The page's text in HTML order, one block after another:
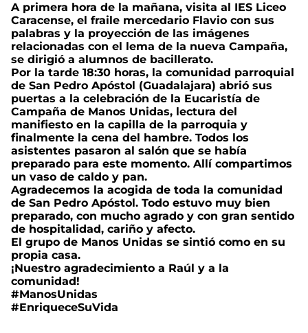
A primera hora de la mañana, visita al IES Liceo
Caracense, el fraile mercedario Flavio con sus
palabras y la proyección de las imágenes
relacionadas con el lema de la nueva Campaña,
se dirigió a alumnos de bacillerato.
Por la tarde 18:30 horas, la comunidad parroquial
de San Pedro Apóstol (Guadalajara) abrió sus
puertas a la celebración de la Eucaristía de
Campaña de Manos Unidas, lectura del
manifiesto en la capilla de la parroquia y
finalmente la cena del hambre. Todos los
asistentes pasaron al salón que se había
preparado para este momento. Allí compartimos
un vaso de caldo y pan.
Agradecemos la acogida de toda la comunidad
de San Pedro Apóstol. Todo estuvo muy bien
preparado, con mucho agrado y con gran sentido
de hospitalidad, cariño y afecto.
El grupo de Manos Unidas se sintió como en su
propia casa.
¡Nuestro agradecimiento a Raúl y a la
comunidad!
#ManosUnidas
#EnriqueceSuVida